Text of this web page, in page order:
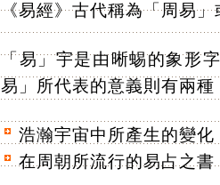
《易經》古代稱為「周易」
「易」宇是由晰蜴的象形
易」所代表的意義則有兩種
浩瀚宇宙中所產生的變化
在周朝所流行的易占之書